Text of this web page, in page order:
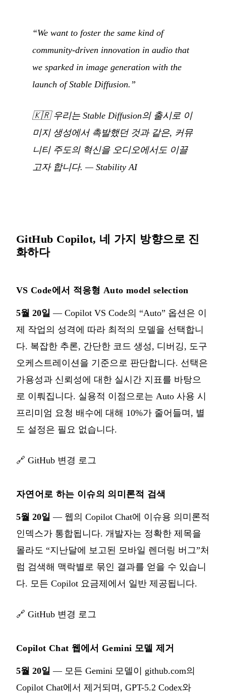
“We want to foster the same kind of
community-driven innovation in audio that
we sparked in image generation with the
launch of Stable Diffusion.”
🇰🇷우리는 Stable Diffusion의 출시로 이
미지 생성에서 촉발했던 것과 같은, 커뮤
니티 주도의 혁신을 오디오에서도 이끌
고자 합니다. — Stability AI
GitHub Copilot, 네 가지 방향으로 진
화하다
VS Code에서 적응형 Auto model selection
5월 20일 — Copilot VS Code의 “Auto” 옵션은 이
제 작업의 성격에 따라 최적의 모델을 선택합니
다. 복잡한 추론, 간단한 코드 생성, 디버깅, 도구
오케스트레이션을 기준으로 판단합니다. 선택은
가용성과 신뢰성에 대한 실시간 지표를 바탕으
로 이뤄집니다. 실용적 이점으로는 Auto 사용 시
프리미엄 요청 배수에 대해 10%가 줄어들며, 별
도 설정은 필요 없습니다.
🔗 GitHub 변경 로그
자연어로 하는 이슈의 의미론적 검색
5월 20일 — 웹의 Copilot Chat에 이슈용 의미론적
인덱스가 통합됩니다. 개발자는 정확한 제목을
몰라도 “지난달에 보고된 모바일 렌더링 버그”처
럼 검색해 맥락별로 묶인 결과를 얻을 수 있습니
다. 모든 Copilot 요금제에서 일반 제공됩니다.
🔗 GitHub 변경 로그
Copilot Chat 웹에서 Gemini 모델 제거
5월 20일 — 모든 Gemini 모델이 github.com의
Copilot Chat에서 제거되며, GPT-5.2 Codex와